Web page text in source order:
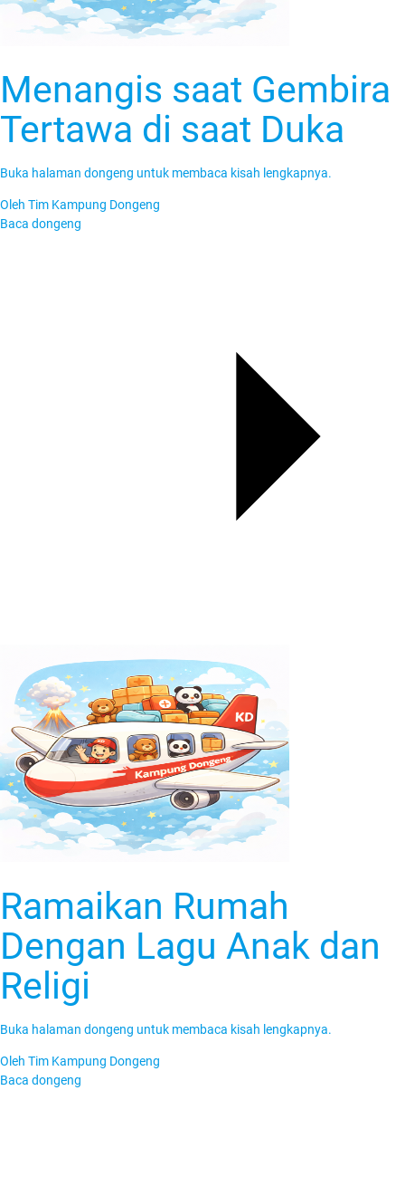
Menangis saat Gembira
Tertawa di saat Duka
Buka halaman dongeng untuk membaca kisah lengkapnya.
Oleh Tim Kampung Dongeng
Baca dongeng
Ramaikan Rumah
Dengan Lagu Anak dan
Religi
Buka halaman dongeng untuk membaca kisah lengkapnya.
Oleh Tim Kampung Dongeng
Baca dongeng